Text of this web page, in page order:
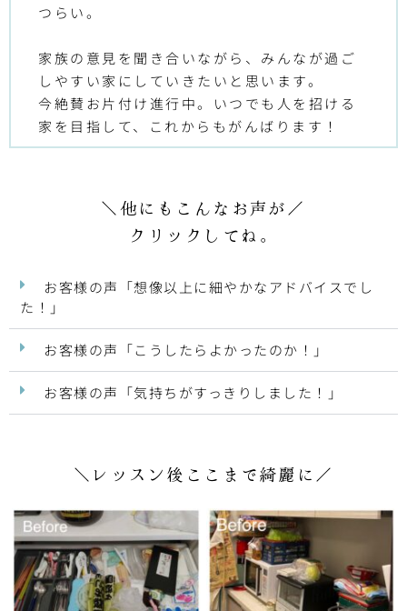
つらい。
家族の意見を聞き合いながら、みんなが過ご
しやすい家にしていきたいと思います。
今絶賛お片付け進行中。いつでも人を招ける
家を目指して、これからもがんばります！
＼他にもこんなお声が／
クリックしてね。
お客様の声「想像以上に細やかなアドバイスでし
た！」
お客様の声「こうしたらよかったのか！」
お客様の声「気持ちがすっきりしました！」
＼レッスン後ここまで綺麗に／